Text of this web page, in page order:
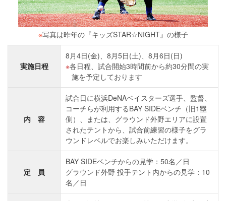
※写真は昨年の『キッズSTAR☆NIGHT』の様子
実施日程
8月4日(金)、8月5日(土)、8月6日(日)
各日程、試合開始3時間前から約30分間の実
施を予定しております
内 容
試合日に横浜DeNAベイスターズ選手、監督、
コーチらが利用するBAY SIDEベンチ（旧1塁
側）、または、グラウンド外野エリアに設置
されたテントから、試合前練習の様子をグラ
ウンドレベルでお楽しみいただけます。
定 員
BAY SIDEベンチからの見学：50名／日
グラウンド外野 投手テント内からの見学：10
名／日